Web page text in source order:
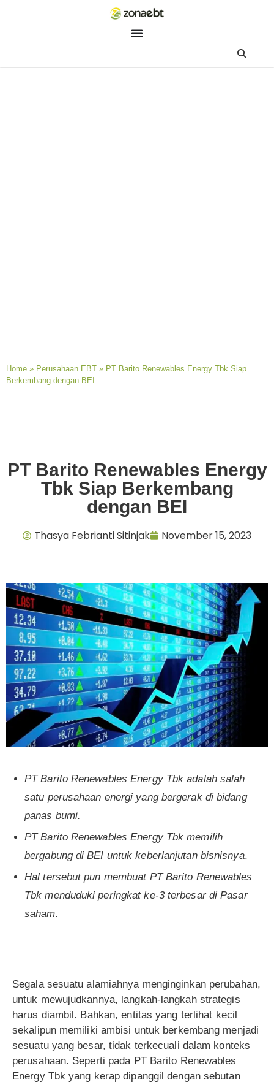
Home » Perusahaan EBT » PT Barito Renewables Energy Tbk Siap
Berkembang dengan BEI
PT Barito Renewables Energy
Tbk Siap Berkembang
dengan BEI
Thasya Febrianti Sitinjak November 15, 2023
PT Barito Renewables Energy Tbk adalah salah
satu perusahaan energi yang bergerak di bidang
panas bumi.
PT Barito Renewables Energy Tbk memilih
bergabung di BEI untuk keberlanjutan bisnisnya.
Hal tersebut pun membuat PT Barito Renewables
Tbk menduduki peringkat ke-3 terbesar di Pasar
saham.
Segala sesuatu alamiahnya menginginkan perubahan,
untuk mewujudkannya, langkah-langkah strategis
harus diambil. Bahkan, entitas yang terlihat kecil
sekalipun memiliki ambisi untuk berkembang menjadi
sesuatu yang besar, tidak terkecuali dalam konteks
perusahaan. Seperti pada PT Barito Renewables
Energy Tbk yang kerap dipanggil dengan sebutan